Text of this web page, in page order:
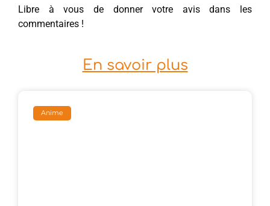
Libre à vous de donner votre avis dans les
commentaires !
En savoir plus
Anime